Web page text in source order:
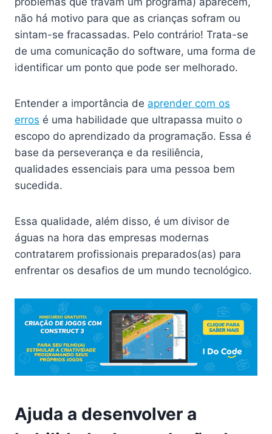
não há motivo para que as crianças sofram ou
sintam-se fracassadas. Pelo contrário! Trata-se
de uma comunicação do software, uma forma de
identificar um ponto que pode ser melhorado.
Entender a importância de aprender com os
erros é uma habilidade que ultrapassa muito o
escopo do aprendizado da programação. Essa é
base da perseverança e da resiliência,
qualidades essenciais para uma pessoa bem
sucedida.
Essa qualidade, além disso, é um divisor de
águas na hora das empresas modernas
contratarem profissionais preparados(as) para
enfrentar os desafios de um mundo tecnológico.
Ajuda a desenvolver a